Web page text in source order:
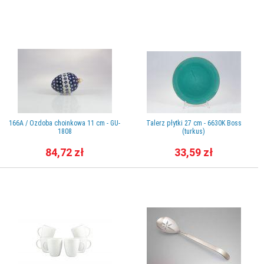
166A / Ozdoba choinkowa 11 cm - GU-
1808
84,72 zł
Talerz płytki 27 cm - 6630K Boss
(turkus)
33,59 zł